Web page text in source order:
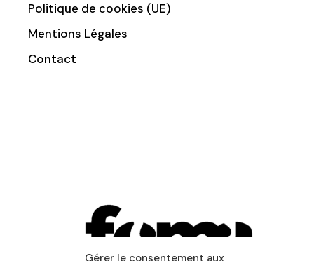
Gérer le consentement aux
Politique de cookies (UE)
Mentions Légales
Contact